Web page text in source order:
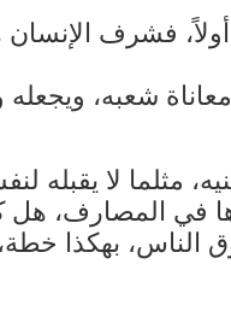
فشرف الإنسان
شعبه، ويجعله
لا يقبله
في المصارف،
الناس، بهكذا